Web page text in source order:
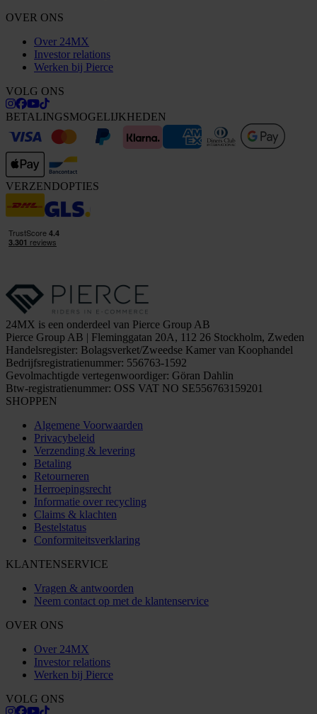
OVER ONS
Over 24MX
Investor relations
Werken bij Pierce
VOLG ONS
BETALINGSMOGELIJKHEDEN
VERZENDOPTIES
24MX is een onderdeel van Pierce Group AB
Pierce Group AB | Fleminggatan 20A, 112 26 Stockholm, Zweden
Handelsregister: Bolagsverket/Zweedse Kamer van Koophandel
Bedrijfsregistratienummer: 556763-1592
Gevolmachtigde vertegenwoordiger: Göran Dahlin
Btw-registratienummer: OSS VAT NO SE556763159201
SHOPPEN
Algemene Voorwaarden
Privacybeleid
Verzending & levering
Betaling
Retourneren
Herroepingsrecht
Informatie over recycling
Claims & klachten
Bestelstatus
Conformiteitsverklaring
KLANTENSERVICE
Vragen & antwoorden
Neem contact op met de klantenservice
OVER ONS
Over 24MX
Investor relations
Werken bij Pierce
VOLG ONS